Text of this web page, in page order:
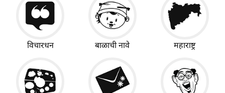
विचारधन बाळाची नावे महाराष्ट्र